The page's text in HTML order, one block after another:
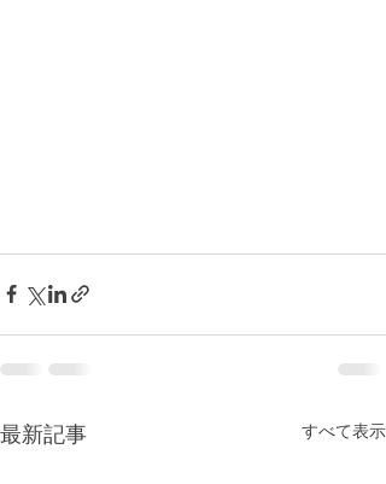
最新記事 すべて表示